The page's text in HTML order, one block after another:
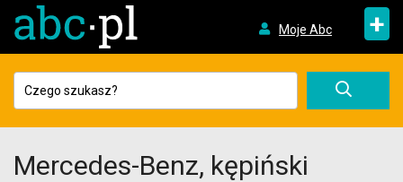
Moje Abc +
Mercedes-Benz, kępiński